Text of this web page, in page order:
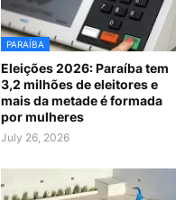
PARAÍBA
Eleições 2026: Paraíba tem
3,2 milhões de eleitores e
mais da metade é formada
por mulheres
July 26, 2026